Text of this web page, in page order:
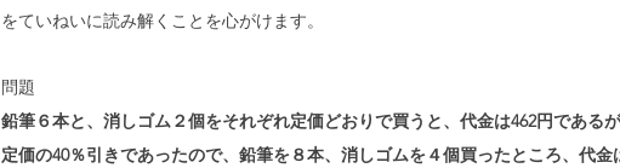
をていねいに読み解くことを心がけます。
問題
鉛筆６本と、消しゴム２個をそれぞれ定価どおりで買うと、代金は462円である
定価の40％引きであったので、鉛筆を８本、消しゴムを４個買ったところ、代